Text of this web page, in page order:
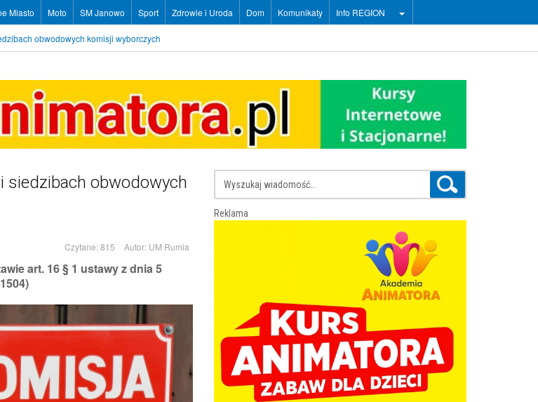
Miasto Moto SM Janowo Sport Zdrowie i Uroda Dom Komunikaty Info REGION
obwodowych komisji wyborczych
siedzibach obwodowych
Czytane: 815 Autor: UM Rumia
art. 16 § 1 ustawy z dnia 5
Reklama